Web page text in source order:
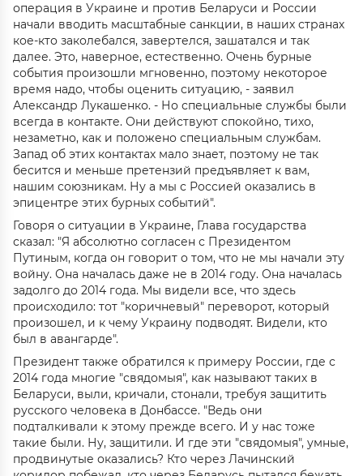
операция в Украине и против Беларуси и России
начали вводить масштабные санкции, в наших странах
кое-кто заколебался, завертелся, зашатался и так
далее. Это, наверное, естественно. Очень бурные
события произошли мгновенно, поэтому некоторое
время надо, чтобы оценить ситуацию, - заявил
Александр Лукашенко. - Но специальные службы были
всегда в контакте. Они действуют спокойно, тихо,
незаметно, как и положено специальным службам.
Запад об этих контактах мало знает, поэтому не так
бесится и меньше претензий предъявляет к вам,
нашим союзникам. Ну а мы с Россией оказались в
эпицентре этих бурных событий".
Говоря о ситуации в Украине, Глава государства
сказал: "Я абсолютно согласен с Президентом
Путиным, когда он говорит о том, что не мы начали эту
войну. Она началась даже не в 2014 году. Она началась
задолго до 2014 года. Мы видели все, что здесь
происходило: тот "коричневый" переворот, который
произошел, и к чему Украину подводят. Видели, кто
был в авангарде".
Президент также обратился к примеру России, где с
2014 года многие "свядомыя", как называют таких в
Беларуси, выли, кричали, стонали, требуя защитить
русского человека в Донбассе. "Ведь они
подталкивали к этому прежде всего. И у нас тоже
такие были. Ну, защитили. И где эти "свядомыя", умные,
продвинутые оказались? Кто через Лачинский